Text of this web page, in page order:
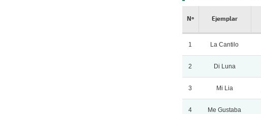
Nº Ejemplar
1 La Cantilo
2 Di Luna
3 Mi Lia
4 Me Gustaba